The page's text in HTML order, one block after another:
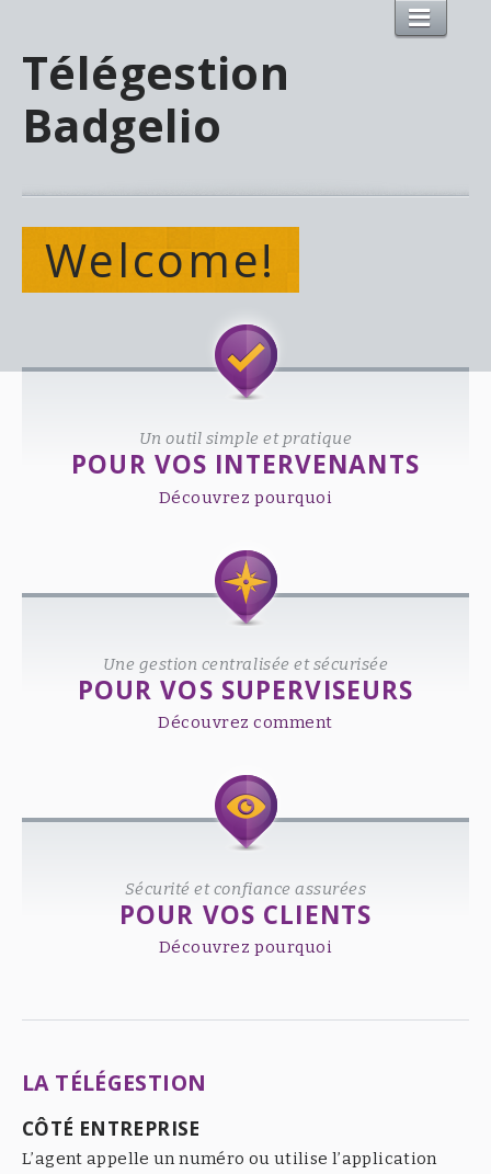
Télégestion
Badgelio
Welcome!
Un outil simple et pratique
POUR VOS INTERVENANTS
Découvrez pourquoi
Une gestion centralisée et sécurisée
POUR VOS SUPERVISEURS
Découvrez comment
Sécurité et confiance assurées
POUR VOS CLIENTS
Découvrez pourquoi
LA TÉLÉGESTION
CÔTÉ ENTREPRISE
L’agent appelle un numéro ou utilise l’application